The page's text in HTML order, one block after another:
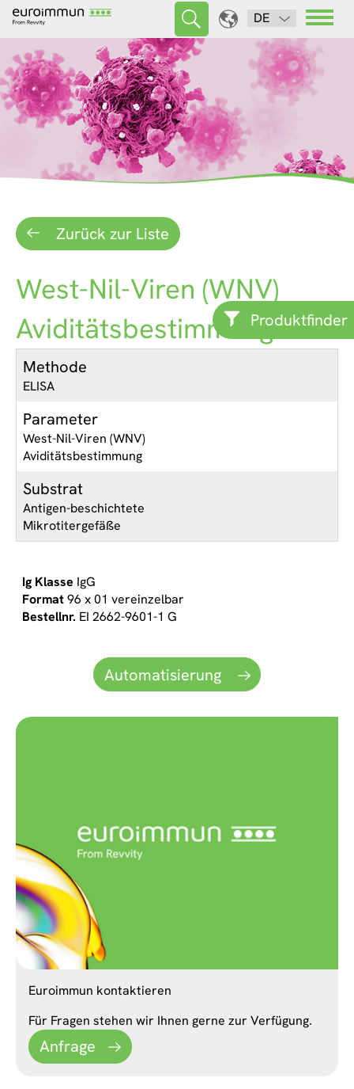
DE
Produktfinder
Zurück zur Liste
West-Nil-Viren (WNV)
Aviditätsbestimmung
Methode
ELISA
Parameter
West-Nil-Viren (WNV)
Aviditätsbestimmung
Substrat
Antigen-beschichtete
Mikrotitergefäße
IgG
96 x 01 vereinzelbar
EI 2662-9601-1 G
Automatisierung
Euroimmun kontaktieren
Für Fragen stehen wir Ihnen gerne zur Verfügung.
Anfrage